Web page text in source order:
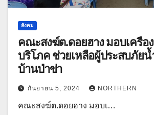
สังคม
คณะสงฆ์ต.ดอยฮาง มอบเครื่อ
บริโภค ช่วยเหลือผู้ประสบภัย
บ้านป่าข่า
กันยายน 5, 2024 NORTHERN
คณะสงฆ์ต.ดอยฮาง มอบเ…